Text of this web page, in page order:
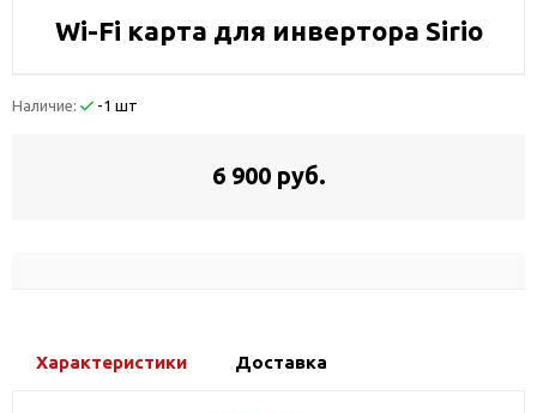
Wi-Fi карта для инвертора Sirio
Наличие: -1 шт
6 900 руб.
Характеристики Доставка